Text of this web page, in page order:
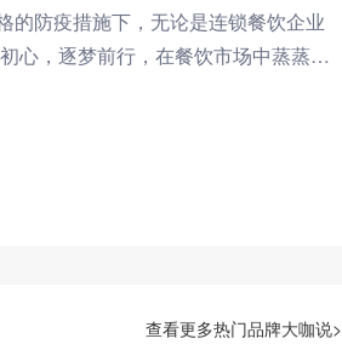
的防疫措施下，无论是连锁餐饮企业
心，逐梦前行，在餐饮市场中蒸蒸日
查看更多热门品牌大咖说>